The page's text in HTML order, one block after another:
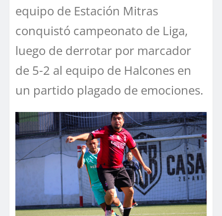
equipo de Estación Mitras
conquistó campeonato de Liga,
luego de derrotar por marcador
de 5-2 al equipo de Halcones en
un partido plagado de emociones.